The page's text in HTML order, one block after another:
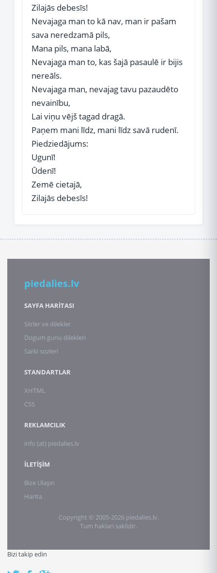
Zilajās debesīs!
Nevajaga man to kā nav, man ir pašam
sava neredzamā pils,
Mana pils, mana labā,
Nevajaga man to, kas šajā pasaulē ir bijis
nereāls.
Nevajaga man, nevajag tavu pazaudēto
nevainību,
Lai viņu vējš tagad dragā.
Paņem mani līdz, mani līdz savā rudenī.
Piedziedājums:
Ugunī!
Ūdenī!
Zemē cietajā,
Zilajās debesīs!
piedalies.lv
SAYFA HARİTASI
Siirler ve dilekler
Dogum gunu dilekleri
Sarki sozleri
STANDARTLAR
XHTML
CSS
REKLAMCILIK
info (at) piedalies.lv
İLETİŞİM
Bize Ulaşın
Harita
Copyright © 2005-2026 piedalies.lv.
Tum haklari saklidir.
Bizi takip edin